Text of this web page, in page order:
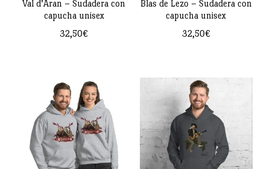
elegir
en
de
producto
elegir
en
de
producto
Val d’Aran – Sudadera con
capucha unisex
32,50€
tiene
múltiples
variantes.
Las
opciones
Blas de Lezo – Sudadera con
capucha unisex
32,50€
tiene
múltiples
variantes.
Las
opciones